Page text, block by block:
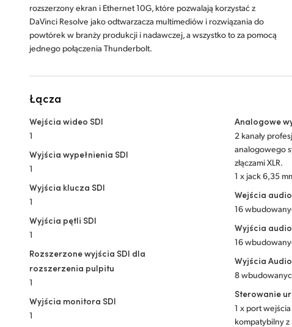
rozszerzony ekran i Ethernet 10G, które pozwalają korzystać z
DaVinci Resolve jako odtwarzacza multimediów i rozwiązania do
powtórek w branży produkcji i nadawczej, a wszystko to za pomocą
jednego połączenia Thunderbolt.
Łącza
Wejścia wideo SDI
1
Wyjścia wypełnienia SDI
1
Wyjścia klucza SDI
1
Wyjścia pętli SDI
1
Rozszerzone wyjścia SDI dla
rozszerzenia pulpitu
1
Wyjścia monitora SDI
1
Analogowe
2 kanały
analogowego
złączami XLR.
1 x jack 6,35
Wejścia audio
16
Wyjścia audio
16
Wyjścia
8
Sterowanie
1 x port
kompatybilny